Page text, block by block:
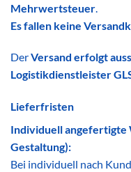
Mehrwertsteuer
Es fallen keine
DerVersand erfolgt
Logistikdienstleister
Lieferfristen
Individuell angefertigte
Gestaltung):
Bei individuell nach